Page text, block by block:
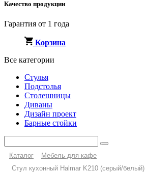
Качество продукции
Гарантия от 1 года
Корзина
Все категории
Стулья
Подстолья
Столешницы
Диваны
Дизайн проект
Барные стойки
Каталог
Мебель для кафе
Стул кухонный Halmar K210 (серый/белый)